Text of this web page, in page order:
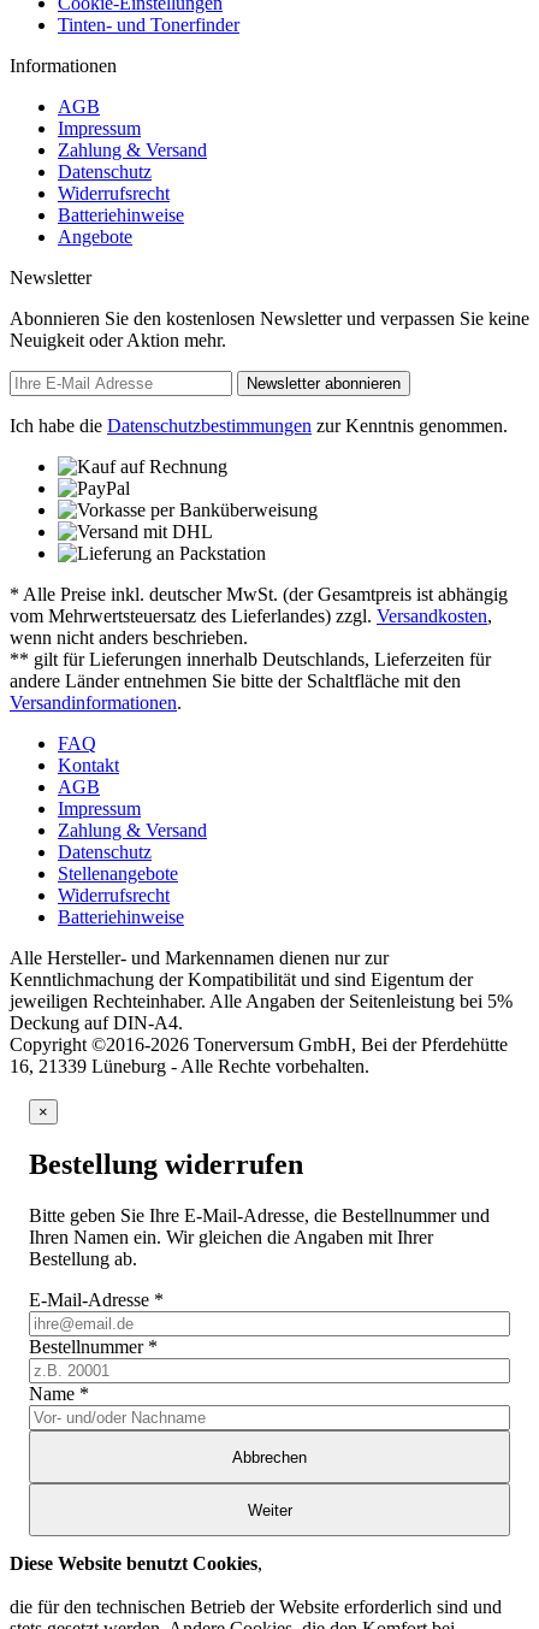
Tinten- und Tonerfinder
Informationen
AGB
Impressum
Zahlung & Versand
Datenschutz
Widerrufsrecht
Batteriehinweise
Angebote
Newsletter
Abonnieren Sie den kostenlosen Newsletter und verpassen Sie keine
Neuigkeit oder Aktion mehr.
Newsletter abonnieren
Ich habe die Datenschutzbestimmungen zur Kenntnis genommen.
* Alle Preise inkl. deutscher MwSt. (der Gesamtpreis ist abhängig
vom Mehrwertsteuersatz des Lieferlandes) zzgl. Versandkosten,
wenn nicht anders beschrieben.
** gilt für Lieferungen innerhalb Deutschlands, Lieferzeiten für
andere Länder entnehmen Sie bitte der Schaltfläche mit den
Versandinformationen.
FAQ
Kontakt
AGB
Impressum
Zahlung & Versand
Datenschutz
Stellenangebote
Widerrufsrecht
Batteriehinweise
Alle Hersteller- und Markennamen dienen nur zur
Kenntlichmachung der Kompatibilität und sind Eigentum der
jeweiligen Rechteinhaber. Alle Angaben der Seitenleistung bei 5%
Deckung auf DIN-A4.
Copyright ©2016-2026 Tonerversum GmbH, Bei der Pferdehütte
16, 21339 Lüneburg - Alle Rechte vorbehalten.
×
Bestellung widerrufen
Bitte geben Sie Ihre E-Mail-Adresse, die Bestellnummer und
Ihren Namen ein. Wir gleichen die Angaben mit Ihrer
Bestellung ab.
E-Mail-Adresse *
Bestellnummer *
Name *
Abbrechen
Weiter
Diese Website benutzt Cookies,
die für den technischen Betrieb der Website erforderlich sind und